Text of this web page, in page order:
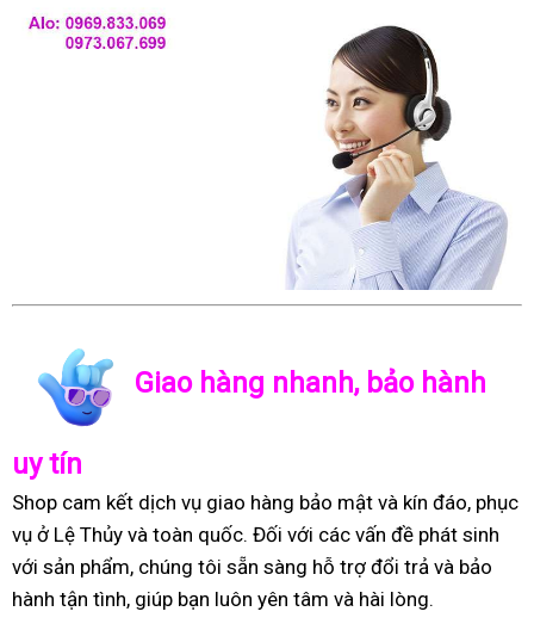
Giao hàng nhanh, bảo hành
uy tín
Shop cam kết dịch vụ giao hàng bảo mật và kín đáo, phục
vụ ở Lệ Thủy và toàn quốc. Đối với các vấn đề phát sinh
với sản phẩm, chúng tôi sẵn sàng hỗ trợ đổi trả và bảo
hành tận tình, giúp bạn luôn yên tâm và hài lòng.